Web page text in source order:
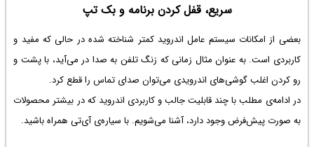
سریع، قفل کردن برنامه و بک تپ
بعضی از امکانات سیستم عامل اندروید کمتر شناخته شده در حالی که مفید و
کاربردی است. به عنوان مثال زمانی که زنگ تلفن به صدا در می‌آید، با پشت و
رو کردن اغلب گوشی‌های اندرویدی می‌توان صدای تماس را قطع کرد.
در ادامه‌ی مطلب با چند قابلیت جالب و کاربردی اندروید که در بیشتر محصولات
به صورت پیش‌فرض وجود دارد، آشنا می‌شویم. با سیاره‌ی آی‌تی همراه باشید.